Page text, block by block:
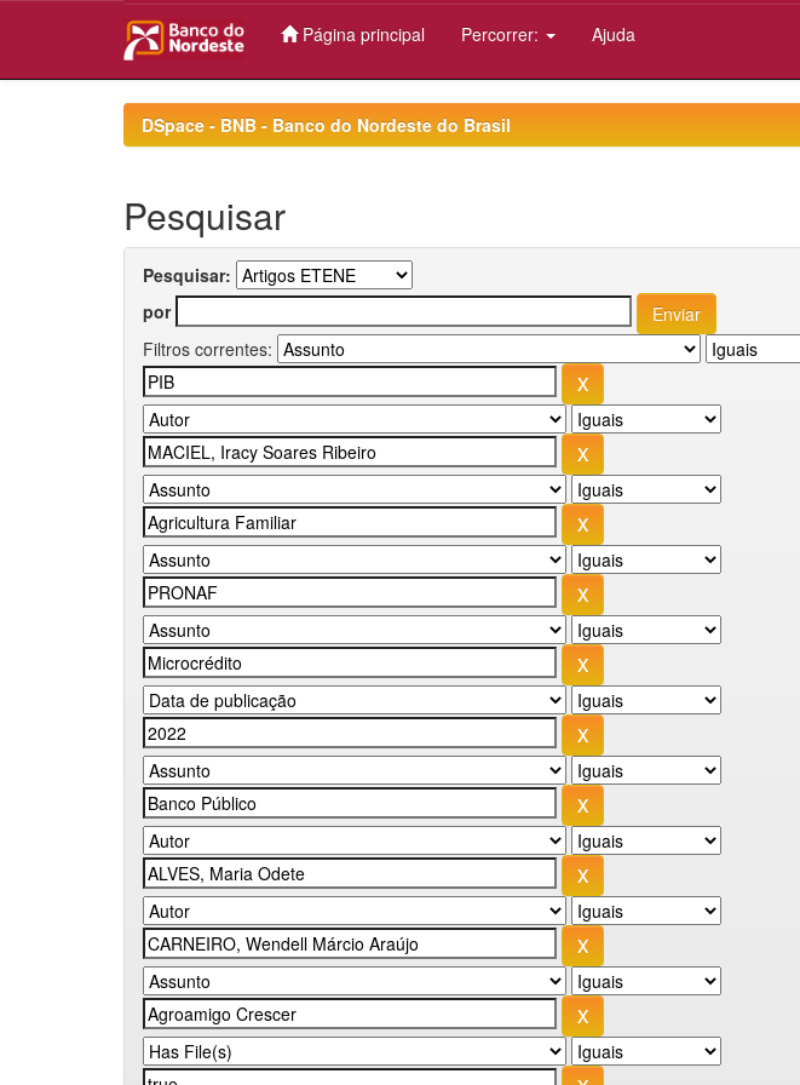
Página principal Percorrer: Ajuda
DSpace - BNB - Banco do Nordeste do Brasil
Pesquisar
Pesquisar:
por
Filtros correntes: